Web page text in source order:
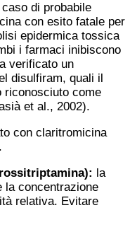
di probabile
con esito fatale per
epidermica tossica
i farmaci inibiscono
verificato un
disulfiram, quali il
riconosciuto come
et al., 2002).
con claritromicina
la
la concentrazione
relativa. Evitare